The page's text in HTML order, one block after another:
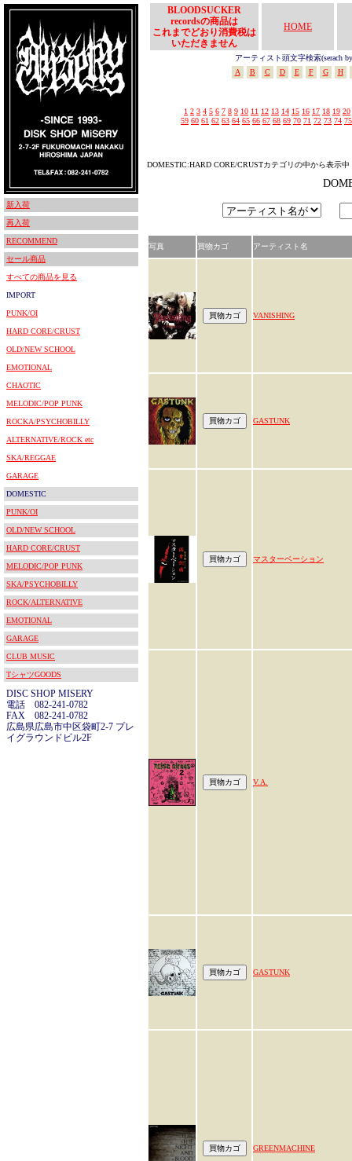
新入荷
再入荷
RECOMMEND
セール商品
すべての商品を見る
IMPORT
PUNK/OI
HARD CORE/CRUST
OLD/NEW SCHOOL
EMOTIONAL
CHAOTIC
MELODIC/POP PUNK
ROCKA/PSYCHOBILLY
ALTERNATIVE/ROCK etc
SKA/REGGAE
GARAGE
DOMESTIC
PUNK/OI
OLD/NEW SCHOOL
HARD CORE/CRUST
MELODIC/POP PUNK
SKA/PSYCHOBILLY
ROCK/ALTERNATIVE
EMOTIONAL
GARAGE
CLUB MUSIC
TシャツGOODS
DISC SHOP MISERY
電話 082-241-0782
FAX 082-241-0782
広島県広島市中区袋町2-7 プレ
イグラウンドビル2F
BLOODSUCKER
recordsの商品は
これまでどおり消費税は
いただきません
HOME
アーティスト頭文字検索(serach
A
B C D E F G H
1 2 3 4 5 6 7 8 9 10 11 12 13 14 15 16 17 18 19 20
59 60 61 62 63 64 65 66 67 68 69 70 71 72 73 74 75
DOMESTIC:HARD CORE/CRUSTカテゴリの中から表示中
写真 買物カゴ アーティスト名
VANISHING
GASTUNK
マスターベーション
V.A.
GASTUNK
GREENMACHINE